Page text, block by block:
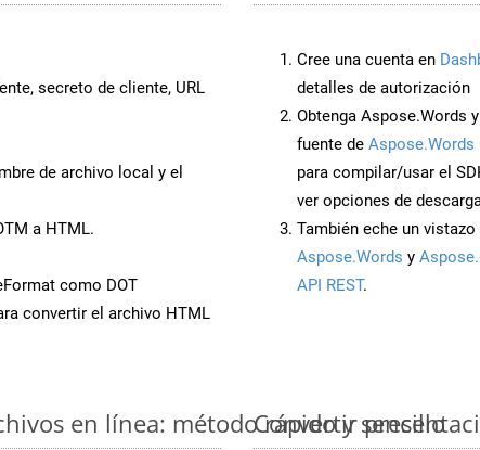
secreto de cliente, URL
de archivo local y el
a HTML.
como DOT
convertir el archivo HTML
Cree una cuenta en
detalles de autorización
Obtenga Aspose.Words
fuente de Aspose.Words
para compilar/usar el
ver opciones de
También eche un
Aspose.Words y
API REST.
en línea: método rápido y sencillo
Convertir